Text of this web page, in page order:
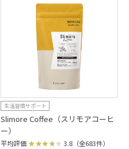
生活習慣サポート
Slimore Coffee（スリモアコーヒ
ー）
平均評価 3.8（全683件）